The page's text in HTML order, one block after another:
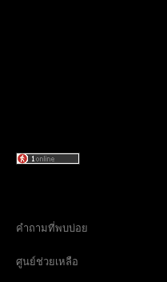
คำถามที่พบบ่อย
ศูนย์ช่วยเหลือ